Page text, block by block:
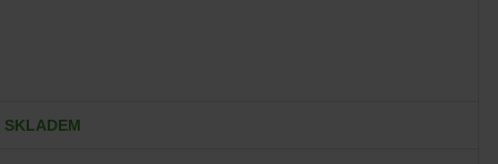
SKLADEM